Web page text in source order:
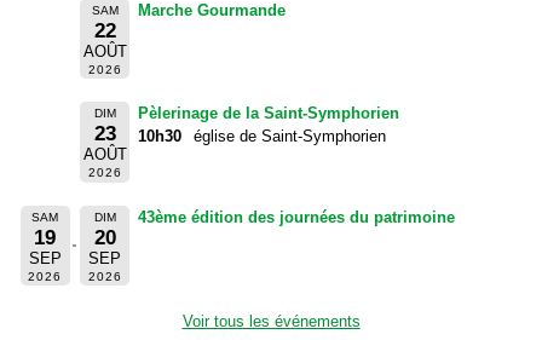
SAM
22
AOÛT
2026
Marche Gourmande
DIM
23
AOÛT
2026
Pèlerinage de la Saint-Symphorien
10h30
église de Saint-Symphorien
SAM
19
SEP
2026
DIM
20
SEP
2026
43ème édition des journées du patrimoine
Voir tous les événements